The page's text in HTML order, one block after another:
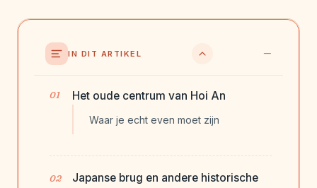
IN DIT ARTIKEL
Het oude centrum van Hoi An
Waar je echt even moet zijn
Japanse brug en andere historische